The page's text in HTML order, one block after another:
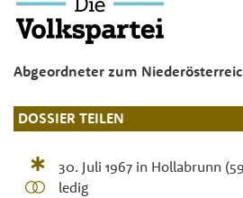
Abgeordneter zum
DOSSIER TEILEN
30. Juli 1967in Hollabrunn
ledig